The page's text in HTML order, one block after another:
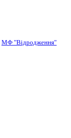
МФ "Відродження"